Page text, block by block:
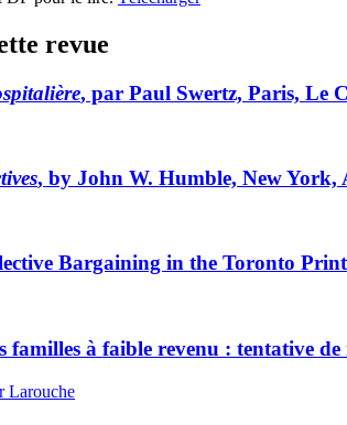
revue
, par Paul Swertz, Paris, Le
, by John W. Humble, New York,
Bargaining in the Toronto
à faible revenu : tentative de
Larouche